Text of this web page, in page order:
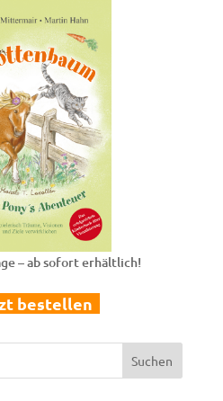
– ab sofort erhältlich!
bestellen